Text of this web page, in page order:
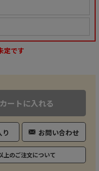
定です
カートに入れる
り お問い合わせ
上のご注文について